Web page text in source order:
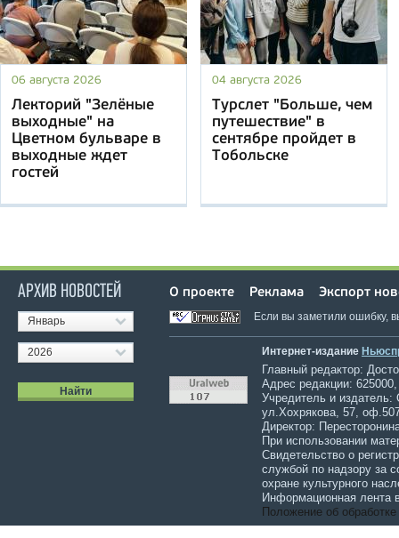
06 августа 2026
Лекторий "Зелёные
выходные" на
Цветном бульваре в
выходные ждет
гостей
04 августа 2026
Турслет "Больше, чем
путешествие" в
сентябре пройдет в
Тобольске
АРХИВ НОВОСТЕЙ
Январь
2026
О проекте Реклама Экспорт
Если вы заметили ошибку,
Интернет-издание
Главный редактор:
Адрес редакции:
Учредитель и
ул.Хохрякова, 57,
Директор:
При использовании
Свидетельство о
службой по надзору за
охране культурного
Информационная лента
Положение об